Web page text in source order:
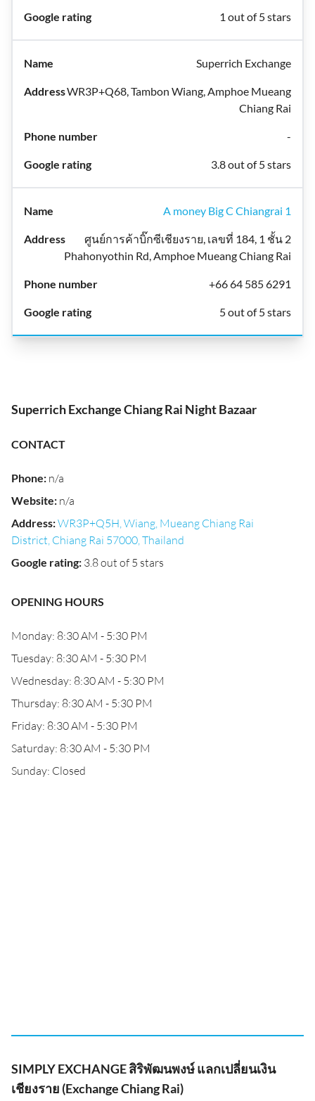
1 out of 5 stars
Superrich Exchange
WR3P+Q68, Tambon Wiang, Amphoe Mueang
Chiang Rai
-
3.8 out of 5 stars
A money Big C Chiangrai 1
ศูนย์การค้าบิ๊กซีเชียงราย, เลขที่ 184, 1 ชั้น 2
Phahonyothin Rd, Amphoe Mueang Chiang Rai
+66 64 585 6291
5 out of 5 stars
Superrich Exchange Chiang Rai Night Bazaar
CONTACT
Phone: n/a
Website: n/a
Address:WR3P+Q5H, Wiang, Mueang Chiang Rai
District, Chiang Rai 57000, Thailand
Google rating: 3.8 out of 5 stars
OPENING HOURS
Monday: 8:30 AM - 5:30 PM
Tuesday: 8:30 AM - 5:30 PM
Wednesday: 8:30 AM - 5:30 PM
Thursday: 8:30 AM - 5:30 PM
Friday: 8:30 AM - 5:30 PM
Saturday: 8:30 AM - 5:30 PM
Sunday: Closed
SIMPLY EXCHANGE สิริพัฒนพงษ์ แลกเปลี่ยนเงิน
เชียงราย (Exchange Chiang Rai)